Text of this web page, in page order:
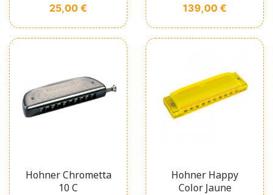
Prix
25,00 € Prix
139,00 €
Hohner Chrometta
10 C
Hohner Happy
Color Jaune